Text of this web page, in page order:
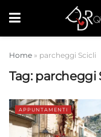
Home » parcheggi Scicli
Tag: parcheggi
APPUNTAMENTI